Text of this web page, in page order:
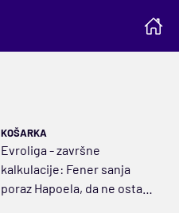
KOŠARKA
Evroliga - završne
kalkulacije: Fener sanja
poraz Hapoela, da ne ostane